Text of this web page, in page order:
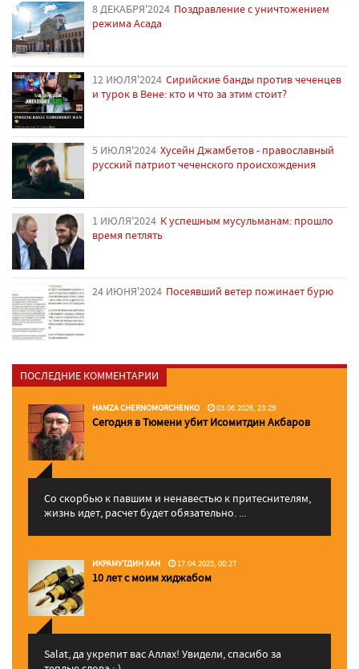
8 ДЕКАБРЯ'2024 Поздравление с уничтожением
режима Асада
12 ИЮЛЯ'2024 Сирийские банды против чеченцев
и турок в Вене: кто и что за этим стоит?
5 ИЮЛЯ'2024 Хусейн Джамбетов - православный
русский патриот чеченского происхождения
1 ИЮЛЯ'2024 К успешным мусульманам: прошло
время петлять
24 ИЮНЯ'2024 Посеявший ветер пожинает бурю
ПОСЛЕДНИЕ КОММЕНТАРИИ
HAMZA CHERNOMORCHENKO 03.06.2026, 23:29
Сегодня в Тюмени убит Исомитдин Акбаров
Со скорбью к павшим и ненавестью к притеснителям,
жизнь идет, расчет будет обязательно. ...
ИКРАМУТДИН ХАН 17.04.2025, 00:27
10 лет с моим хиджабом
Salat, да укрепит вас Аллаx! Увидели, спасибо за